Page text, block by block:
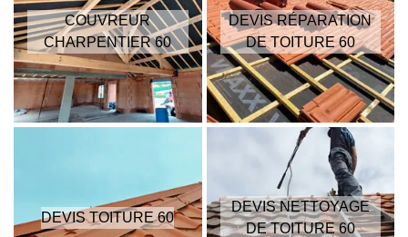
COUVREUR
CHARPENTIER 60
DEVIS RÉPARATION
DE TOITURE 60
DEVIS TOITURE 60
DEVIS NETTOYAGE
DE TOITURE 60